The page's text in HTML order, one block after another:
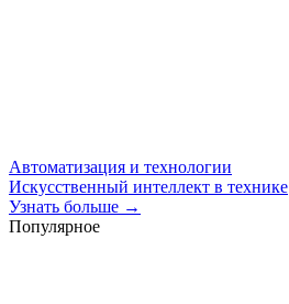
Автоматизация и технологии
Искусственный интеллект в технике
Узнать больше →
Популярное